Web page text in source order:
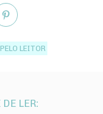
LEITOR
LER: